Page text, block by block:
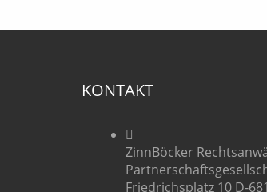
KONTAKT
ZinnBöcker
Friedrichsplatz 10 D-